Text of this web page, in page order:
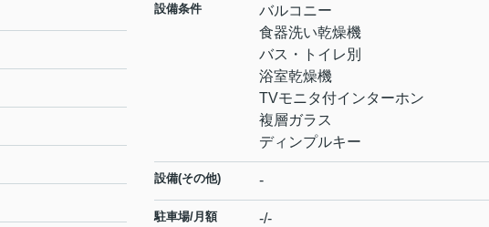
設備条件
バルコニー
食器洗い乾燥機
バス・トイレ別
浴室乾燥機
TVモニタ付インターホン
複層ガラス
ディンプルキー
設備(その他) -
駐車場/月額 -/-